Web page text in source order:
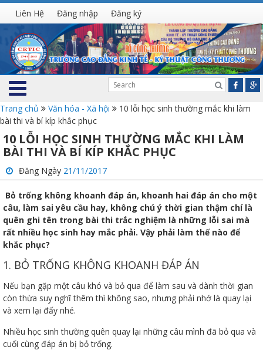
Liên Hệ Đăng nhập Đăng ký
Trang chủ Văn hóa - Xã hội
10 lỗi học sinh thường mắc khi làm
bài thi và bí kíp khắc phục
10 LỖI HỌC SINH THƯỜNG MẮC KHI LÀM
BÀI THI VÀ BÍ KÍP KHẮC PHỤC
Đăng Ngày 21/11/2017
Bỏ trống không khoanh đáp án, khoanh hai đáp án cho một
câu, làm sai yêu cầu hay, không chú ý thời gian thậm chí là
quên ghi tên trong bài thi trắc nghiệm là những lỗi sai mà
rất nhiều học sinh hay mắc phải. Vậy phải làm thế nào để
khắc phục?
1. BỎ TRỐNG KHÔNG KHOANH ĐÁP ÁN
Nếu bạn gặp một câu khó và bỏ qua để làm sau và dành thời gian
còn thừa suy nghĩ thêm thì không sao, nhưng phải nhớ là quay lại
và xem lại đấy nhé.
Nhiều học sinh thường quên quay lại những câu mình đã bỏ qua và
cuối cùng đáp án bị bỏ trống.